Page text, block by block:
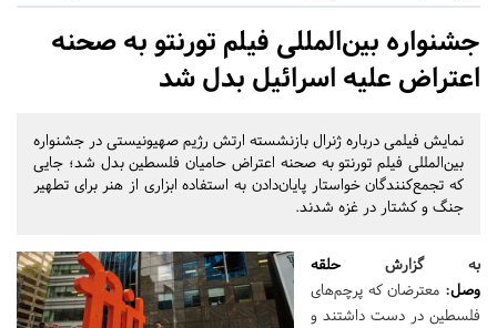
جشنواره بین‌المللی فیلم تورنتو به صحنه
اعتراض علیه اسرائیل بدل شد
نمایش فیلمی درباره ژنرال بازنشسته ارتش رژیم صهیونیستی در جشنواره
بین‌المللی فیلم تورنتو به صحنه اعتراض حامیان فلسطین بدل شد؛ جایی
که تجمع‌کنندگان خواستار پایان‌دادن به استفاده ابزاری از هنر برای تطهیر
جنگ و کشتار در غزه شدند.
به گزارش حلقه
وصل: معترضان که پرچم‌های
فلسطین در دست داشتند و